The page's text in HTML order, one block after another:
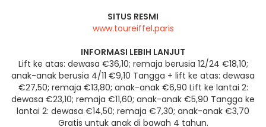
SITUS RESMI
www.toureiffel.paris
INFORMASI LEBIH LANJUT
Lift ke atas: dewasa €36,10; remaja berusia 12/24 €18,10;
anak-anak berusia 4/11 €9,10 Tangga + lift ke atas: dewasa
€27,50; remaja €13,80; anak-anak €6,90 Lift ke lantai 2:
dewasa €23,10; remaja €11,60; anak-anak €5,90 Tangga ke
lantai 2: dewasa €14,50; remaja €7,30; anak-anak €3,70
Gratis untuk anak di bawah 4 tahun.